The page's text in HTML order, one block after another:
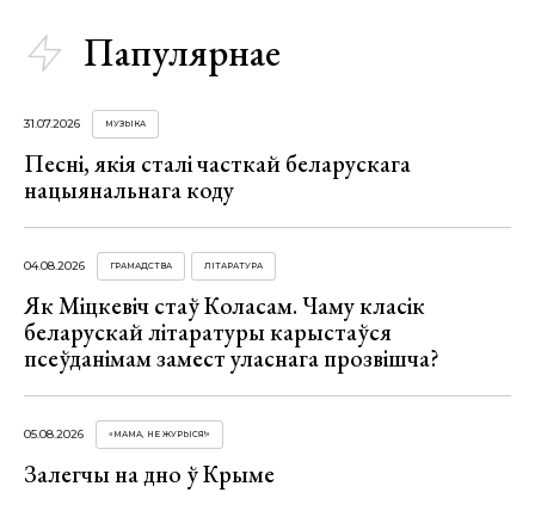
Папулярнае
31.07.2026 МУЗЫКА
Песні, якія сталі часткай беларускага
нацыянальнага коду
04.08.2026 ГРАМАДСТВА ЛІТАРАТУРА
Як Міцкевіч стаў Коласам. Чаму класік
беларускай літаратуры карыстаўся
псеўданімам замест уласнага прозвішча?
05.08.2026 «МАМА, НЕ ЖУРЫСЯ!»
Залегчы на дно ў Крыме